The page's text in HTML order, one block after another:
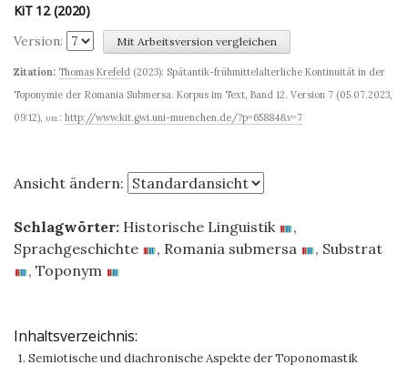
KiT 12 (2020)
Version:
Zitation: Thomas Krefeld (2023): Spätantik-frühmittelalterliche Kontinuität in der
Toponymie der Romania Submersa. Korpus im Text, Band 12. Version 7 (05.07.2023,
09:12), url: http://www.kit.gwi.uni-muenchen.de/?p=65884&v=7
Ansicht ändern:
Schlagwörter: Historische Linguistik
,
Sprachgeschichte
, Romania submersa , Substrat
, Toponym
Inhaltsverzeichnis:
1. Semiotische und diachronische Aspekte der Toponomastik